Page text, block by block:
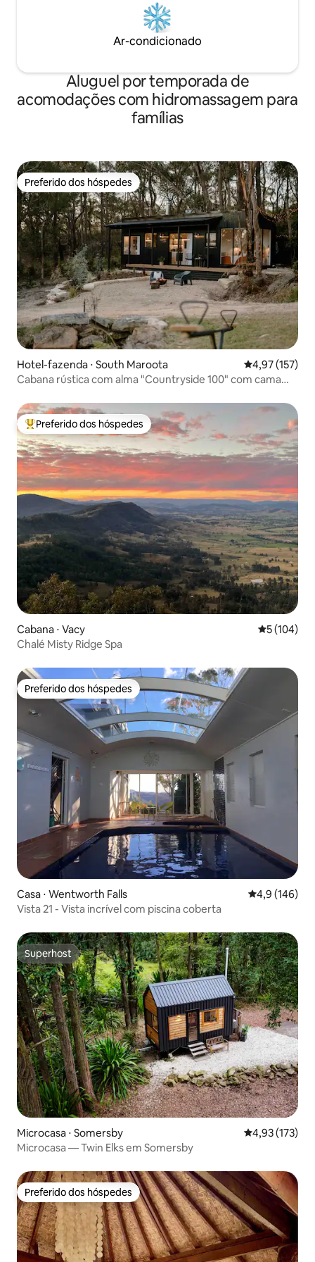
Ar-condicionado
Aluguel por temporada de
acomodações com hidromassagem para
famílias
Preferido dos hóspedes
Preferido dos hóspedes
Hotel-fazenda ⋅ South Maroota 4,97 de uma
4,97 (157)
Cabana rústica com alma "Countryside 100" com cama
Entre os melhores preferidos dos hóspedes
Preferido dos hóspedes
Cabana ⋅ Vacy 5 de uma
5 (104)
Chalé Misty Ridge Spa
Preferido dos hóspedes
Preferido dos hóspedes
Casa ⋅ Wentworth Falls 4,9 de uma
4,9 (146)
Vista 21 - Vista incrível com piscina coberta
Superhost
Superhost
Microcasa ⋅ Somersby 4,93 de uma
4,93 (173)
Microcasa — Twin Elks em Somersby
Preferido dos hóspedes
Preferido dos hóspedes